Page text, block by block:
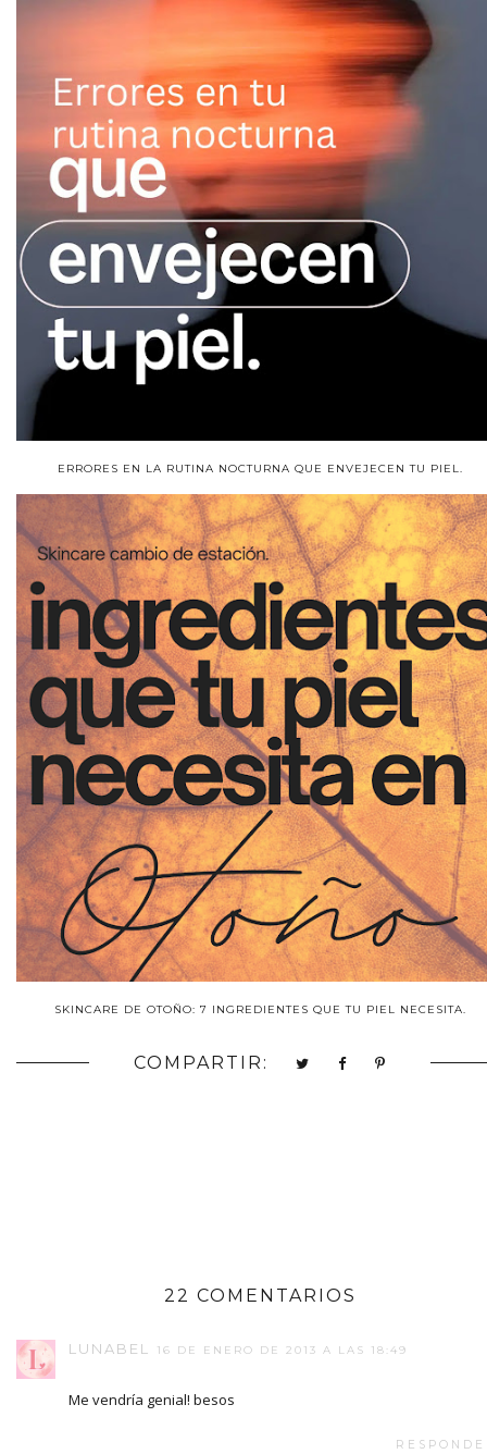
ERRORES EN LA RUTINA NOCTURNA QUE ENVEJECEN TU PIEL.
SKINCARE DE OTOÑO: 7 INGREDIENTES QUE TU PIEL NECESITA.
COMPARTIR:
22 COMENTARIOS
LUNABEL 16 DE ENERO DE 2013 A LAS 18:49
Me vendría genial! besos